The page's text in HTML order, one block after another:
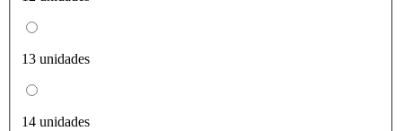
13 unidades
14 unidades